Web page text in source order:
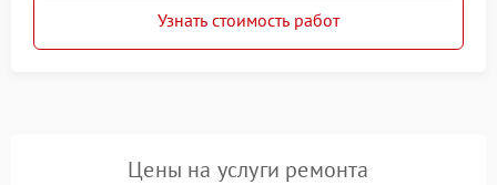
Узнать стоимость работ
Цены на услуги ремонта